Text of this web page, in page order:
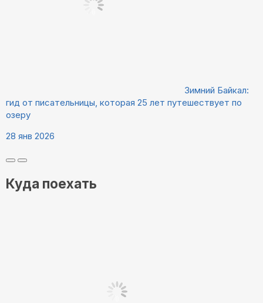
Зимний Байкал:
гид от писательницы, которая 25 лет путешествует по
озеру
28 янв 2026
Куда поехать